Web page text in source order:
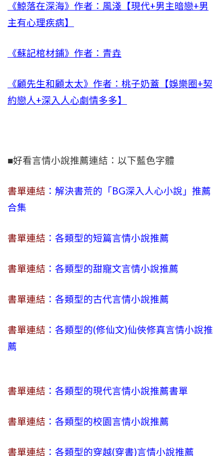
《鯨落在深海》作者：風淺【現代+男主暗戀+男
主有心理疾病】
《蘇記棺材鋪》作者：青垚
《顧先生和顧太太》作者：桃子奶蓋【娛樂圈+契
約戀人+深入人心劇情多多】
■好看言情小說推薦連結：以下藍色字體
書單連結 ：解決書荒的「BG深入人心小說」推薦
合集
書單連結 ：各類型的短篇言情小說推薦
書單連結 ：各類型的甜寵文言情小說推薦
書單連結 ：各類型的古代言情小說推薦
書單連結 ：各類型的(修仙文)仙俠修真言情小說推
薦
書單連結 ：各類型的現代言情小說推薦書單
書單連結 ：各類型的校園言情小說推薦
書單連結 ：各類型的穿越(穿書)言情小說推薦